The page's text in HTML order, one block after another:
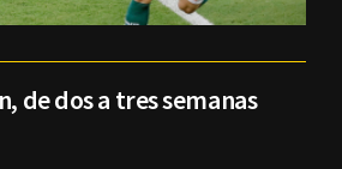
de dos a tres semanas